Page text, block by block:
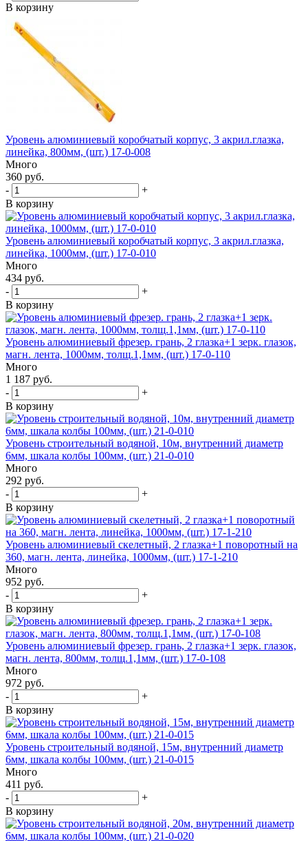
В корзину
Уровень алюминиевый коробчатый корпус, 3 акрил.глазка,
линейка, 800мм, (шт.) 17-0-008
Много
360 руб.
-
+
В корзину
Уровень алюминиевый коробчатый корпус, 3 акрил.глазка,
линейка, 1000мм, (шт.) 17-0-010
Много
434 руб.
-
+
В корзину
Уровень алюминиевый фрезер. грань, 2 глазка+1 зерк. глазок,
магн. лента, 1000мм, толщ.1,1мм, (шт.) 17-0-110
Много
1 187 руб.
-
+
В корзину
Уровень строительный водяной, 10м, внутренний диаметр
6мм, шкала колбы 100мм, (шт.) 21-0-010
Много
292 руб.
-
+
В корзину
Уровень алюминиевый скелетный, 2 глазка+1 поворотный на
360, магн. лента, линейка, 1000мм, (шт.) 17-1-210
Много
952 руб.
-
+
В корзину
Уровень алюминиевый фрезер. грань, 2 глазка+1 зерк. глазок,
магн. лента, 800мм, толщ.1,1мм, (шт.) 17-0-108
Много
972 руб.
-
+
В корзину
Уровень строительный водяной, 15м, внутренний диаметр
6мм, шкала колбы 100мм, (шт.) 21-0-015
Много
411 руб.
-
+
В корзину